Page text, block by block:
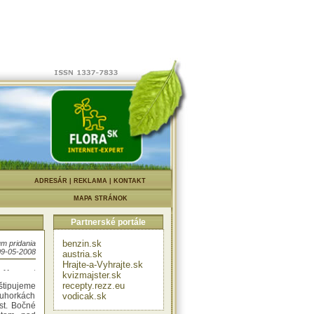
ADRESÁR REKLAMA KONTAKT
MAPA STRÁNOK
pridania
05-2008
žlté
vnútri
dyne.
na
70 cm
Bočné
Partnerské portále
benzin.sk
austria.sk
Hrajte-a-Vyhrajte.sk
kvizmajster.sk
recepty.rezz.eu
vodicak.sk